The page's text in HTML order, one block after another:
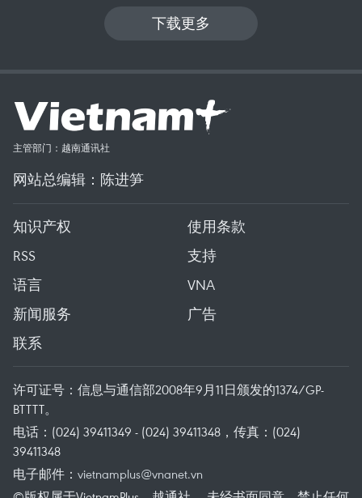
下载更多
主管部门：越南通讯社
网站总编辑：陈进笋
知识产权
使用条款
RSS
支持
语言
VNA
新闻服务
广告
联系
许可证号：信息与通信部2008年9月11日颁发的1374/GP-
BTTTT。
电话：(024) 39411349 - (024) 39411348，传真：(024)
39411348
电子邮件： vietnamplus@vnanet.vn